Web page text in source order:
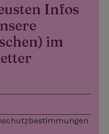
Infos
im
www.naturhaeuschen.de